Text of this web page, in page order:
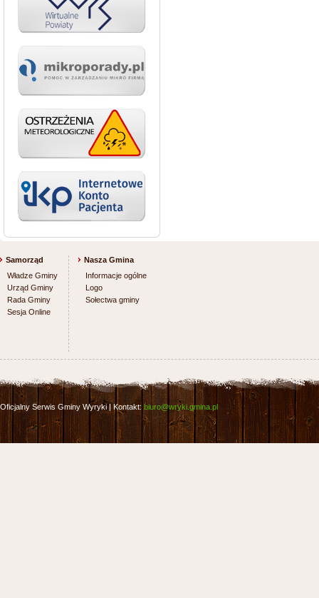
Samorząd
Władze Gminy
Urząd Gminy
Rada Gminy
Sesja Online
Nasza Gmina
Informacje ogólne
Logo
Sołectwa gminy
Oficjalny Serwis Gminy Wyryki | Kontakt: biuro@wryki.gmina.pl